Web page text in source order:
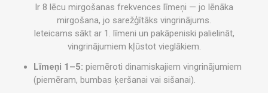
Ir 8 lēcu mirgošanas frekvences līmeņi — jo lēnāka
mirgošana, jo sarežģītāks vingrinājums.
Ieteicams sākt ar 1. līmeni un pakāpeniski palielināt,
vingrinājumiem kļūstot vieglākiem.
Līmeņi 1–5: piemēroti dinamiskajiem vingrinājumiem
(piemēram, bumbas ķeršanai vai sišanai).